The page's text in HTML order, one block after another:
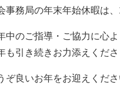
事務局の年末年始休暇は
中のご指導・ご協力に心
も引き続きお力添えくだ
ぞ良いお年をお迎えくださ